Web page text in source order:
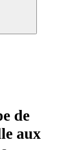
de
aux